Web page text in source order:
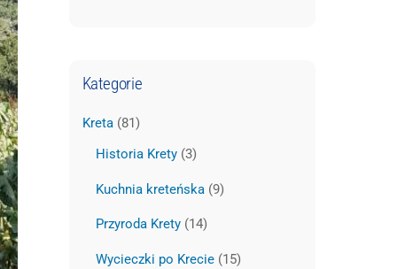
Kategorie
Kreta(81)
Historia Krety(3)
Kuchnia kreteńska(9)
Przyroda Krety(14)
Wycieczki po Krecie(15)